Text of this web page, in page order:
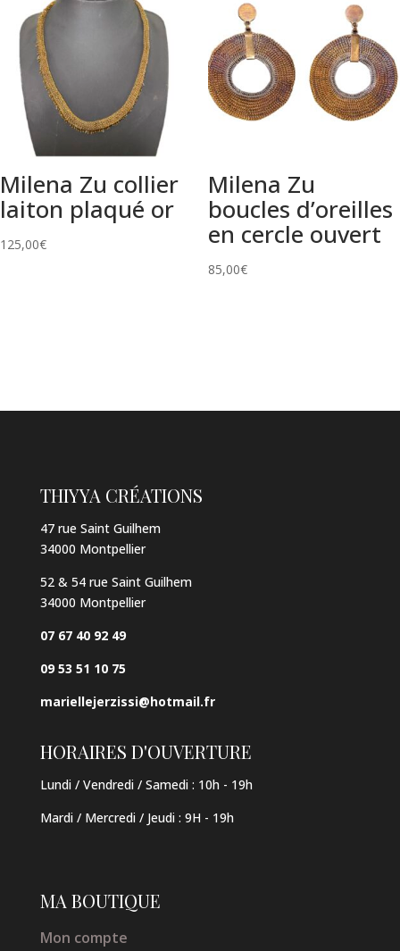
Milena Zu collier
laiton plaqué or
125,00€
Milena Zu
boucles d’oreilles
en cercle ouvert
85,00€
THIYYA CRÉATIONS
47 rue Saint Guilhem
34000 Montpellier
52 & 54 rue Saint Guilhem
34000 Montpellier
07 67 40 92 49
09 53 51 10 75
mariellejerzissi@hotmail.fr
HORAIRES D'OUVERTURE
Lundi / Vendredi / Samedi : 10h - 19h
Mardi / Mercredi / Jeudi : 9H - 19h
MA BOUTIQUE
Mon compte